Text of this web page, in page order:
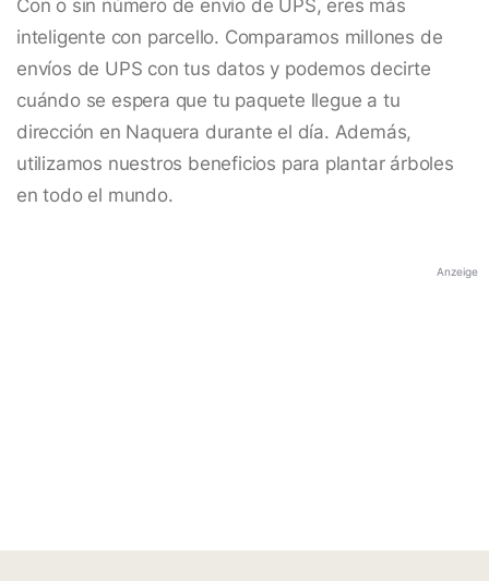
Con o sin número de envío de UPS, eres más
inteligente con parcello. Comparamos millones de
envíos de UPS con tus datos y podemos decirte
cuándo se espera que tu paquete llegue a tu
dirección en Naquera durante el día. Además,
utilizamos nuestros beneficios para plantar árboles
en todo el mundo.
Anzeige